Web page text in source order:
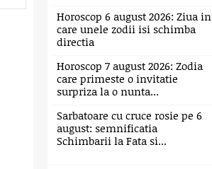
Horoscop 6 august 2026: Ziua in
care unele zodii isi schimba
directia
Horoscop 7 august 2026: Zodia
care primeste o invitatie
surpriza la o nunta...
Sarbatoare cu cruce rosie pe 6
august: semnificatia
Schimbarii la Fata si...